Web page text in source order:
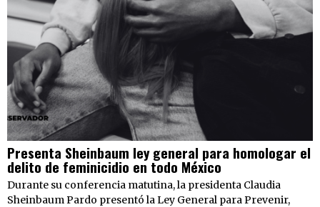
Presenta Sheinbaum ley general para homologar el
delito de feminicidio en todo México
Durante su conferencia matutina, la presidenta Claudia
Sheinbaum Pardo presentó la Ley General para Prevenir,